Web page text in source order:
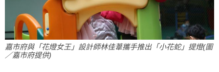
嘉市府與「花燈女王」設計師林佳葦攜手推出「小花蛇」提燈(圖
／嘉市府提供)